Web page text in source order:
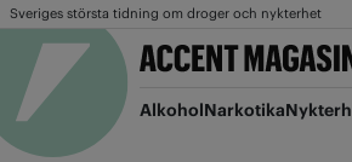
Sveriges största tidning om droger och nykterhet
AlkoholNarkotika